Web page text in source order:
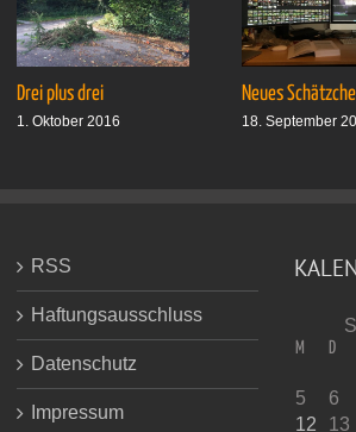
Drei plus drei
1. Oktober 2016
Neues
18. September
RSS
Haftungsausschluss
Datenschutz
Impressum
M D
5
6
12
13